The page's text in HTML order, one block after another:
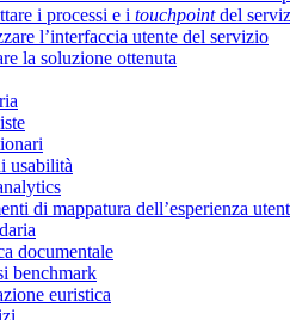
i processi e i touchpointdel
l’interfaccia utente del servizio
la soluzione ottenuta
usabilità
di mappatura dell’esperienza
documentale
benchmark
euristica